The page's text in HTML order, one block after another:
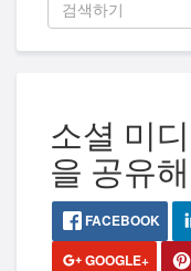
소셜 미
을 공유
FACEBOOK
GOOGLE+